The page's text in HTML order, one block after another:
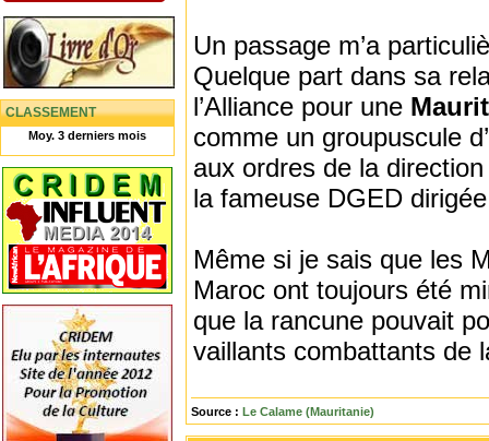
CLASSEMENT
Moy. 3 derniers mois
Un passage m’a
Quelque part dans sa
l’Alliance pour une
comme un groupuscule
aux ordres de la
la fameuse DGED
Même si je sais que les
Maroc ont toujours été
que la rancune pouvait
vaillants combattants de
Source : Le Calame (Mauritanie)